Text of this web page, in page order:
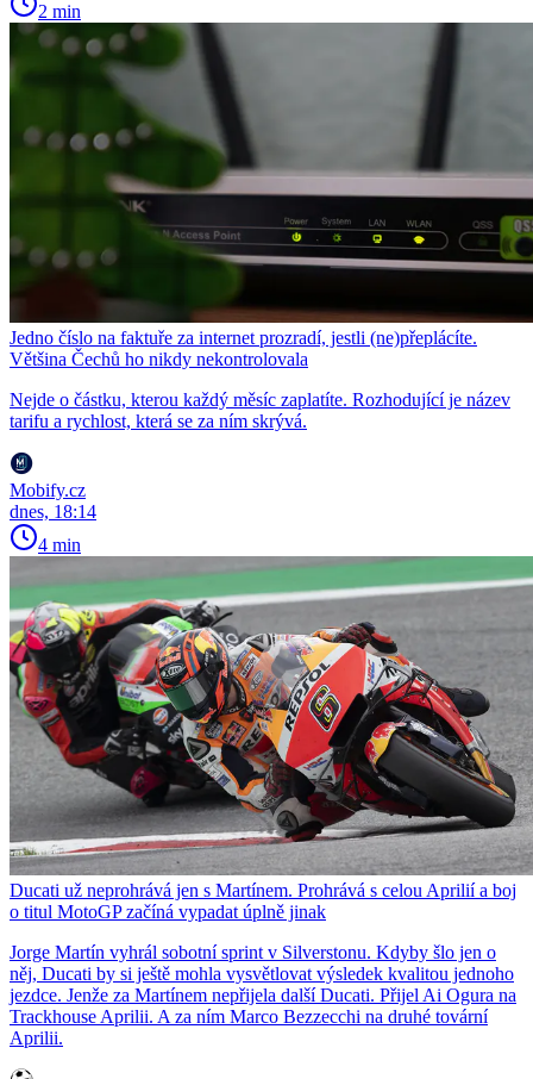
2 min
Jedno číslo na faktuře za internet prozradí, jestli (ne)přeplácíte.
Většina Čechů ho nikdy nekontrolovala
Nejde o částku, kterou každý měsíc zaplatíte. Rozhodující je název
tarifu a rychlost, která se za ním skrývá.
Mobify.cz
dnes, 18:14
4 min
Ducati už neprohrává jen s Martínem. Prohrává s celou Aprilií a boj
o titul MotoGP začíná vypadat úplně jinak
Jorge Martín vyhrál sobotní sprint v Silverstonu. Kdyby šlo jen o
něj, Ducati by si ještě mohla vysvětlovat výsledek kvalitou jednoho
jezdce. Jenže za Martínem nepřijela další Ducati. Přijel Ai Ogura na
Trackhouse Aprilii. A za ním Marco Bezzecchi na druhé tovární
Aprilii.